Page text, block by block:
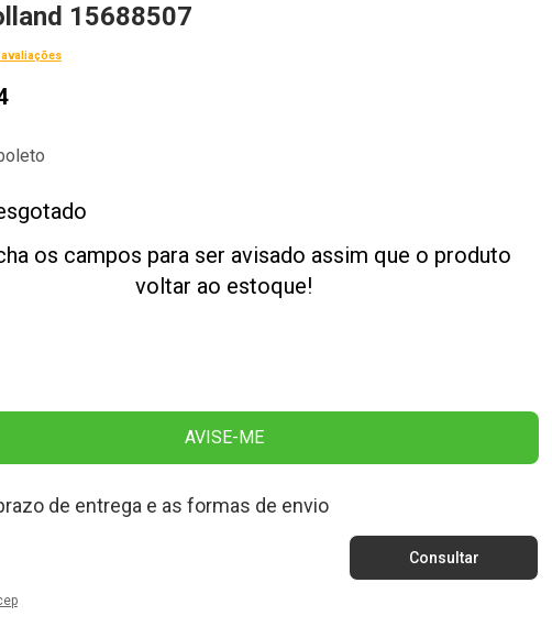
15688507
avaliações
os campos para ser avisado assim que o produto
voltar ao estoque!
AVISE-ME
de entrega e as formas de envio